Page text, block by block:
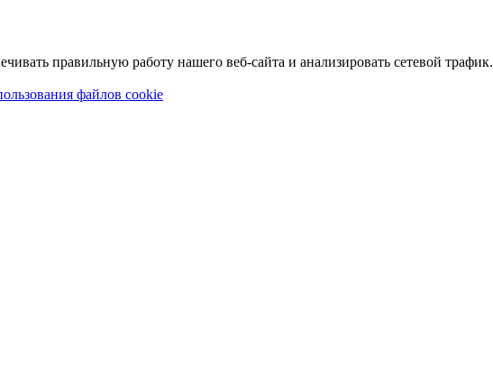
правильную работу нашего веб-сайта и анализировать сетевой трафик.
файлов cookie